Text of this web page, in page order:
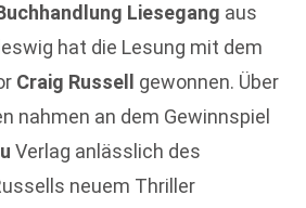
Liesegang aus
hat die Lesung mit dem
Craig Russell gewonnen. Über
nahmen an dem Gewinnspiel
Verlag anlässlich des
neuem Thriller